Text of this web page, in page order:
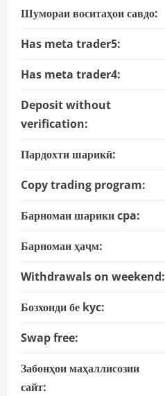
Шумораи воситаҳои савдо:
Has meta trader5:
Has meta trader4:
Deposit without
verification:
Пардохти шарикӣ:
Copy trading program:
Барномаи шарики cpa:
Барномаи ҳаҷм:
Withdrawals on weekend:
Бозхонди бе kyc:
Swap free:
Забонҳои маҳаллисозии
сайт: